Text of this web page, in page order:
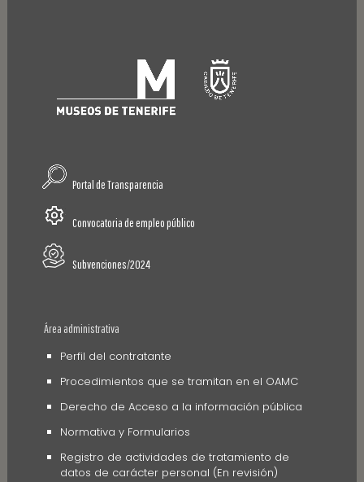
Portal de Transparencia
Convocatoria de empleo público
Subvenciones/2024
Área administrativa
Perfil del contratante
Procedimientos que se tramitan en el OAMC
Derecho de Acceso a la información pública
Normativa y Formularios
Registro de actividades de tratamiento de
datos de carácter personal (En revisión)